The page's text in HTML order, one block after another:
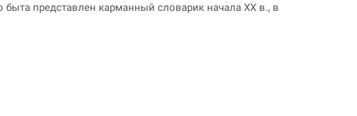
представлен карманный словарик начала XX в., в